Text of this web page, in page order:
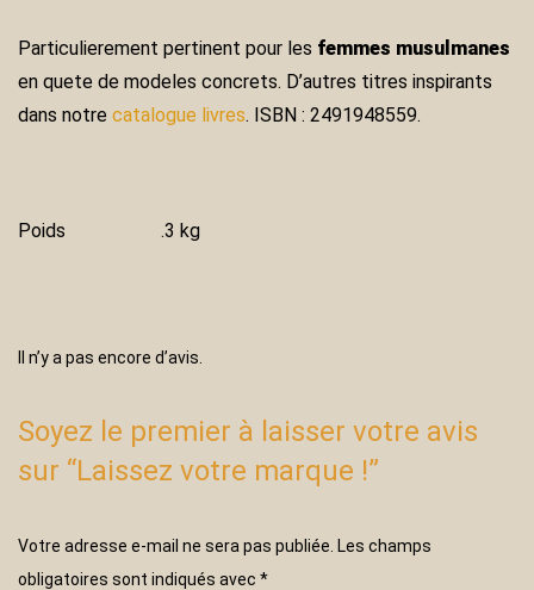
Particulierement pertinent pour les femmes musulmanes
en quete de modeles concrets. D’autres titres inspirants
dans notre catalogue livres. ISBN : 2491948559.
Poids .3 kg
Il n’y a pas encore d’avis.
Soyez le premier à laisser votre avis
sur “Laissez votre marque !”
Votre adresse e-mail ne sera pas publiée. Les champs
obligatoires sont indiqués avec *